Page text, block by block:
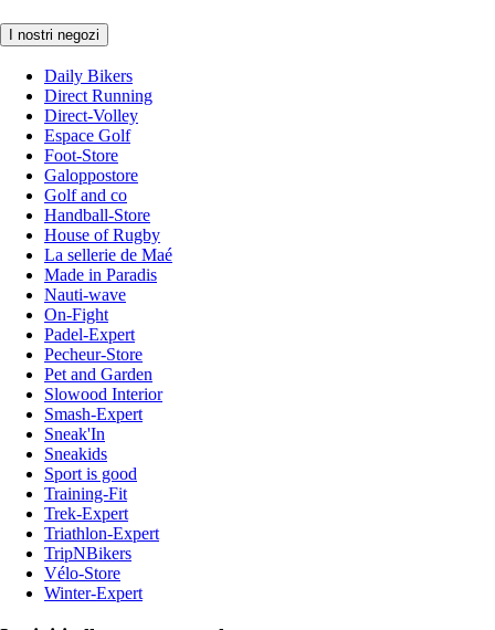
I nostri negozi
Daily Bikers
Direct Running
Direct-Volley
Espace Golf
Foot-Store
Galoppostore
Golf and co
Handball-Store
House of Rugby
La sellerie de Maé
Made in Paradis
Nauti-wave
On-Fight
Padel-Expert
Pecheur-Store
Pet and Garden
Slowood Interior
Smash-Expert
Sneak'In
Sneakids
Sport is good
Training-Fit
Trek-Expert
Triathlon-Expert
TripNBikers
Vélo-Store
Winter-Expert